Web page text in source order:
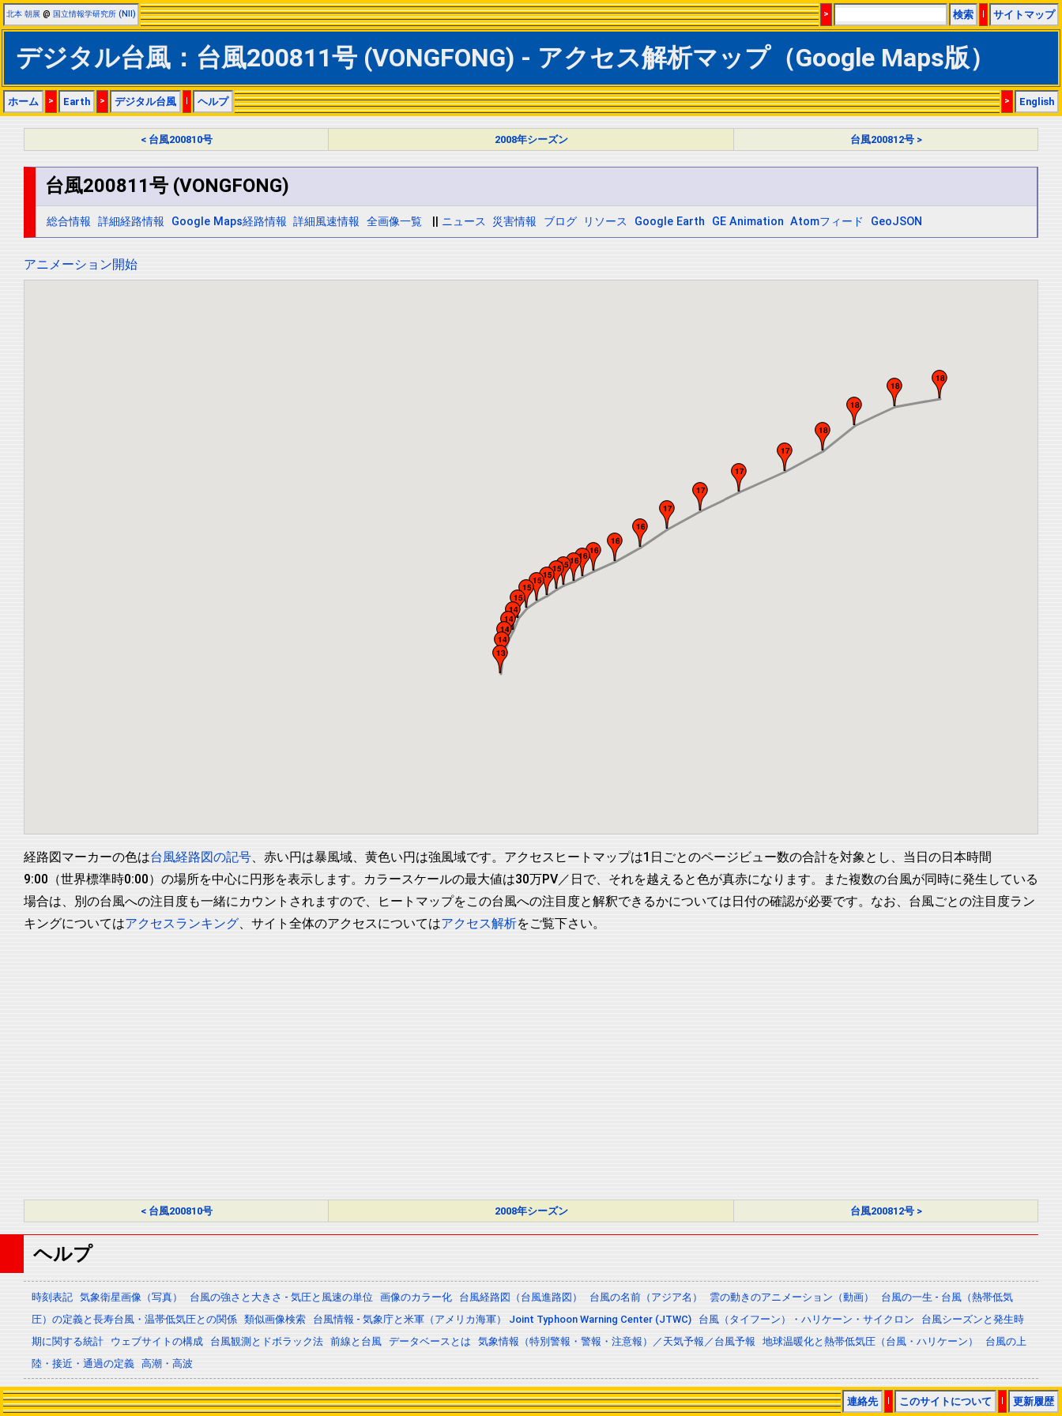
北本 朝展 @ 国立情報学研究所 (NII) > 検索 | サイトマップ
デジタル台風：台風200811号 (VONGFONG) - アクセス解析マップ（Google Maps版）
ホーム > Earth > デジタル台風 | ヘルプ > English
< 台風200810号 2008年シーズン 台風200812号 >
台風200811号 (VONGFONG)
総合情報 詳細経路情報 Google Maps経路情報 詳細風速情報 全画像一覧 ニュース 災害情報 ブログ リソース Google Earth GE Animation Atomフィード GeoJSON
アニメーション開始
経路図マーカーの色は台風経路図の記号、赤い円は暴風域、黄色い円は強風域です。アクセスヒートマップは1日ごとのページビュー数の合計を対象とし、当日の日本時間
9:00（世界標準時0:00）の場所を中心に円形を表示します。カラースケールの最大値は30万PV／日で、それを越えると色が真赤になります。また複数の台風が同時に発生している
場合は、別の台風への注目度も一緒にカウントされますので、ヒートマップをこの台風への注目度と解釈できるかについては日付の確認が必要です。なお、台風ごとの注目度ラン
キングについてはアクセスランキング、サイト全体のアクセスについてはアクセス解析をご覧下さい。
< 台風200810号 2008年シーズン 台風200812号 >
ヘルプ
時刻表記 気象衛星画像（写真） 台風の強さと大きさ - 気圧と風速の単位 画像のカラー化 台風経路図（台風進路図） 台風の名前（アジア名） 雲の動きのアニメーション（動画）
台風の一生 - 台風（熱帯低気
圧）の定義と長寿台風・温帯低気圧との関係 類似画像検索 台風情報 - 気象庁と米軍（アメリカ海軍） Joint Typhoon Warning Center (JTWC) 台風（タイフーン）・ハリケーン・サイクロン
台風シーズンと発生時
期に関する統計
ウェブサイトの構成 台風観測とドボラック法 前線と台風 データベースとは 気象情報（特別警報・警報・注意報）／天気予報／台風予報 地球温暖化と熱帯低気圧（台風・ハリケーン）
台風の上
陸・接近・通過の定義 高潮・高波
連絡先 | このサイトについて | 更新履歴